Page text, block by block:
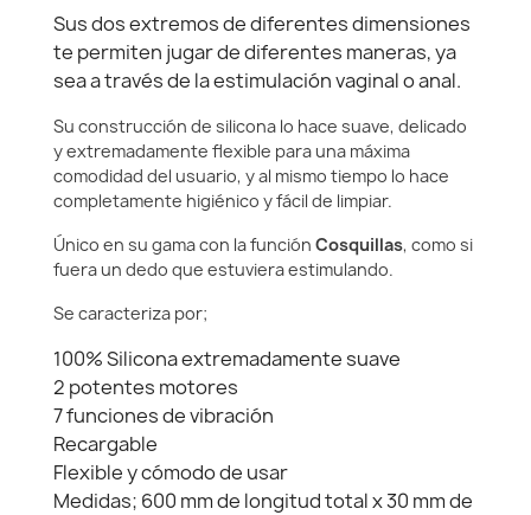
Sus dos extremos de diferentes dimensiones
te permiten jugar de diferentes maneras, ya
sea a través de la estimulación vaginal o anal.
Su construcción de silicona lo hace suave, delicado
y extremadamente flexible para una máxima
comodidad del usuario, y al mismo tiempo lo hace
completamente higiénico y fácil de limpiar.
Único en su gama con la función Cosquillas, como si
fuera un dedo que estuviera estimulando.
Se caracteriza por;
100% Silicona extremadamente suave
2 potentes motores
7 funciones de vibración
Recargable
Flexible y cómodo de usar
Medidas; 600 mm de longitud total x 30 mm de